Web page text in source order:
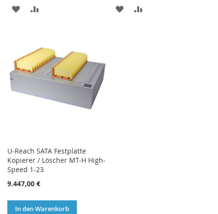
ZUR
ZUR
U-Reach SATA Festplatte
Kopierer / Löscher MT-H High-
Speed 1-23
9.447,00 €
In den Warenkorb